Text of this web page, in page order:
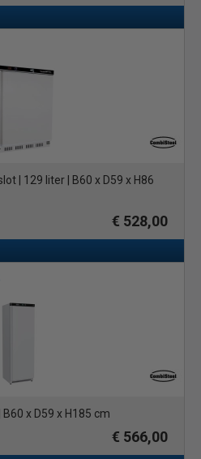
| 129 liter | B60 x D59 x H86
€ 528,00
x D59 x H185 cm
€ 566,00